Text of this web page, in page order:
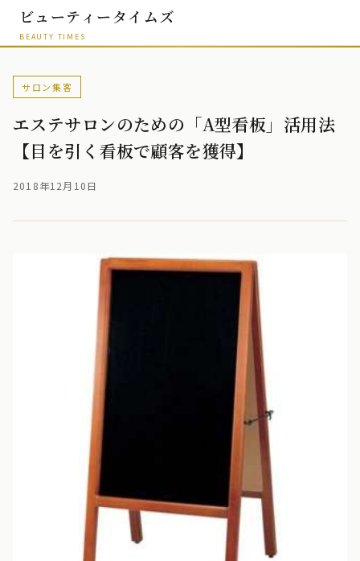
ビューティータイムズ
BEAUTY TIMES
サロン集客
エステサロンのための「A型看板」活用法
【目を引く看板で顧客を獲得】
2018年12月10日